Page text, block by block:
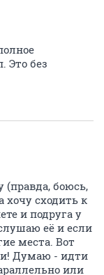
Это без
боюсь,
хочу сходить к
и подруга у
её и если
места. Вот
Думаю - идти
или